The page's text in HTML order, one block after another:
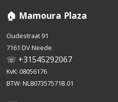
🏠 Mamoura Plaza
Oudestraat 91
7161 DV Neede
☏ +31545292067
KvK: 08056176
BTW: NL807357571B.01